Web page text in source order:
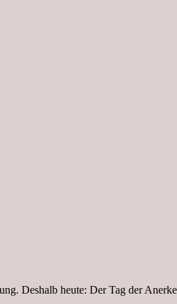
Deshalb heute: Der Tag der